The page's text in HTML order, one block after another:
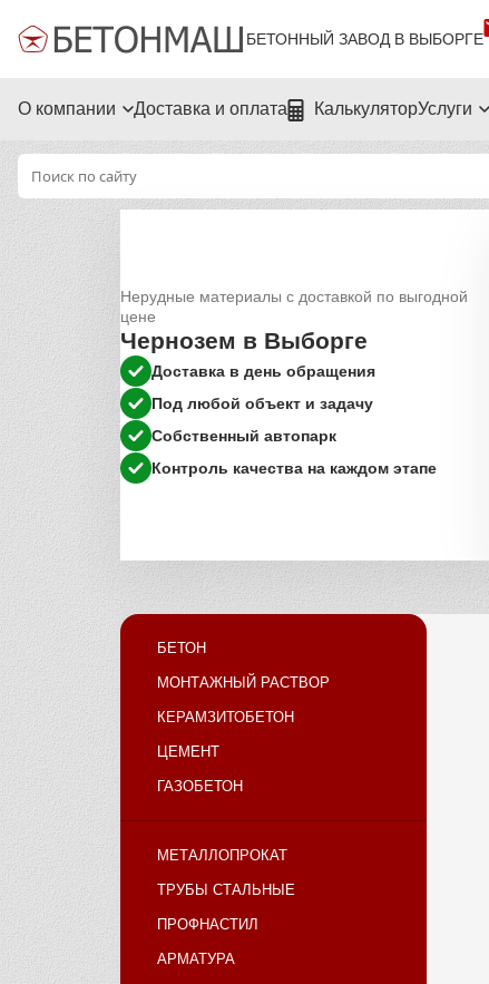
БЕТОННЫЙ ЗАВОД В ВЫБОРГЕ
О компании Доставка и оплата КалькуляторУслуги
Нерудные материалы с доставкой по выгодной
цене
Чернозем в Выборге
Доставка в день обращения
Под любой объект и задачу
Собственный автопарк
Контроль качества на каждом этапе
БЕТОН
МОНТАЖНЫЙ РАСТВОР
КЕРАМЗИТОБЕТОН
ЦЕМЕНТ
ГАЗОБЕТОН
МЕТАЛЛОПРОКАТ
ТРУБЫ СТАЛЬНЫЕ
ПРОФНАСТИЛ
АРМАТУРА